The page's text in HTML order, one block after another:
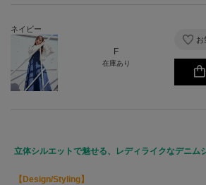
ネイビー
F
在庫あり
お
立体シルエットで魅せる、レディライクなデニム
【Design/Styling】